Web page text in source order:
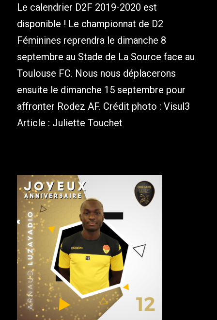
Le calendrier D2F 2019-2020 est
disponible ! Le championnat de D2
Féminines reprendra le dimanche 8
septembre au Stade de La Source face au
Toulouse FC. Nous nous déplacerons
ensuite le dimanche 15 septembre pour
affronter Rodez AF. Crédit photo : Visul3
Article : Juliette Touchet